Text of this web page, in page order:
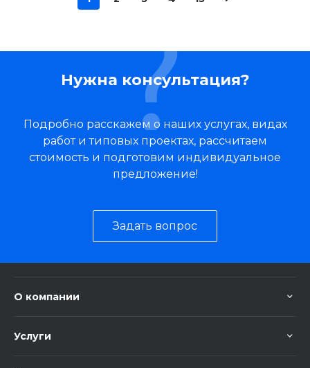
Нужна консультация?
Подробно расскажем о наших услугах, видах
работ и типовых проектах, рассчитаем
стоимость и подготовим индивидуальное
предложение!
Задать вопрос
О компании
Услуги